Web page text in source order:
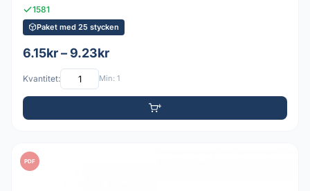
1581
Paket med 25 stycken
6.15kr – 9.23kr
Kvantitet: Min: 1
PDF